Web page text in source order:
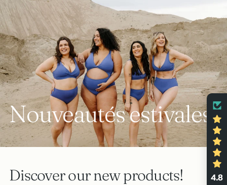
Nouveautés estivales
Discover our new products! 4.8